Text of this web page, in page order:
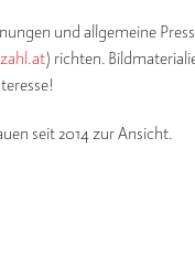
und allgemeine
) richten.
seit 2014 zur Ansicht.